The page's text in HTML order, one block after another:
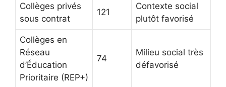
Collèges privés
sous contrat
121
Contexte social
plutôt favorisé
Collèges en
Réseau
d’Éducation
Prioritaire (REP+)
74
Milieu social très
défavorisé